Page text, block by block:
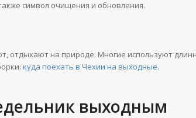
символ очищения и обновления.
отдыхают на природе. Многие используют
куда поехать в Чехии на выходные.
выходным